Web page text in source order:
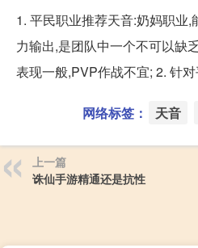
1. 平民职业推荐天音:奶妈职业
力输出,是团队中一个不可以缺
表现一般,PVP作战不宜; 2. 针对
网络标签： 天音
上一篇
诛仙手游精通还是抗性